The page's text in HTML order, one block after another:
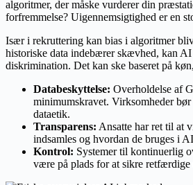
algoritmer, der måske vurderer din
forfremmelse? Uigennemsigtighed er en
Især i rekruttering kan bias i algoritmer
historiske data indebærer skævhed, kan
diskrimination. Det kan ske baseret på
Databeskyttelse: Overholdelse af
minimumskravet. Virksomheder
dataetik.
Transparens: Ansatte har ret til at
indsamles og hvordan de bruges i
Kontrol: Systemer til kontinuerlig
være på plads for at sikre retfærdige